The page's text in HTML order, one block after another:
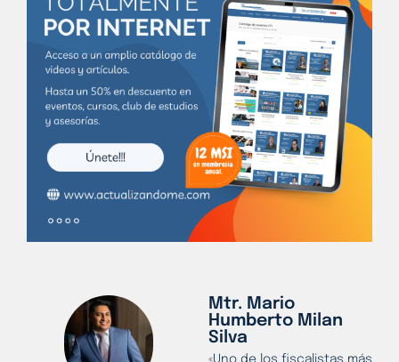
Mtr. Mario
Humberto Milan
Silva